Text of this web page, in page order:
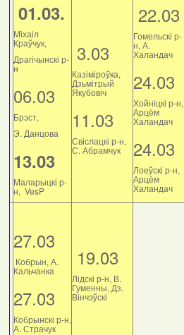
01.03.
Міхаіл
Краўчук,
Драгічынскі р-
н
06.03
Брэст,
Э. Данцова
13.03
Маларыцкі р-
н, VesP
3.03
Казіміроўка,
Дзьмітрый
Якубовіч
11.03
Свіслацкі р-н,
С. Абрамчук
22.03
Гомельскі р-
н, А.
Халандач
24.03
Хойніцкі р-н,
Арцём
Халандач
24.03
Лоеўскі р-н,
Арцём
Халандач
27.03
Кобрын, А.
Кальчанка
27.03
Кобрынскі р-н,
А. Страчук
19.03
Лідскі р-н, В.
Гуменны, Дз.
Вінчэўскі